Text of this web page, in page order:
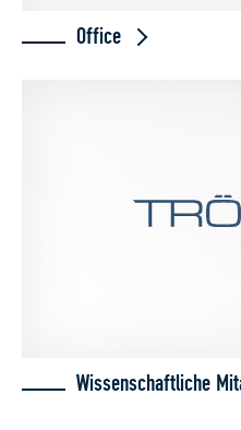
Office
Wissenschaftliche